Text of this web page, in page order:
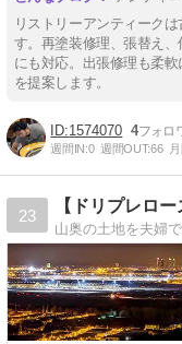
リストリーアンティーク
す。再塗装修理、張替え
にも対応。出張修理も柔
を提案します。
1574070 4
週間IN:0 週間OUT:66
23